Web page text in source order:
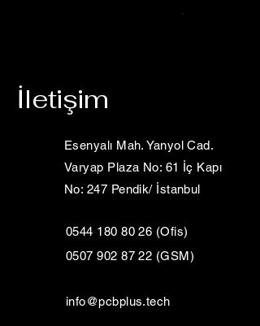
İletişim
Esenyalı Mah. Yanyol Cad.
Varyap Plaza No: 61 İç Kapı
No: 247 Pendik/ İstanbul
0544 180 80 26 (Ofis)
0507 902 87 22 (GSM)
info@pcbplus.tech